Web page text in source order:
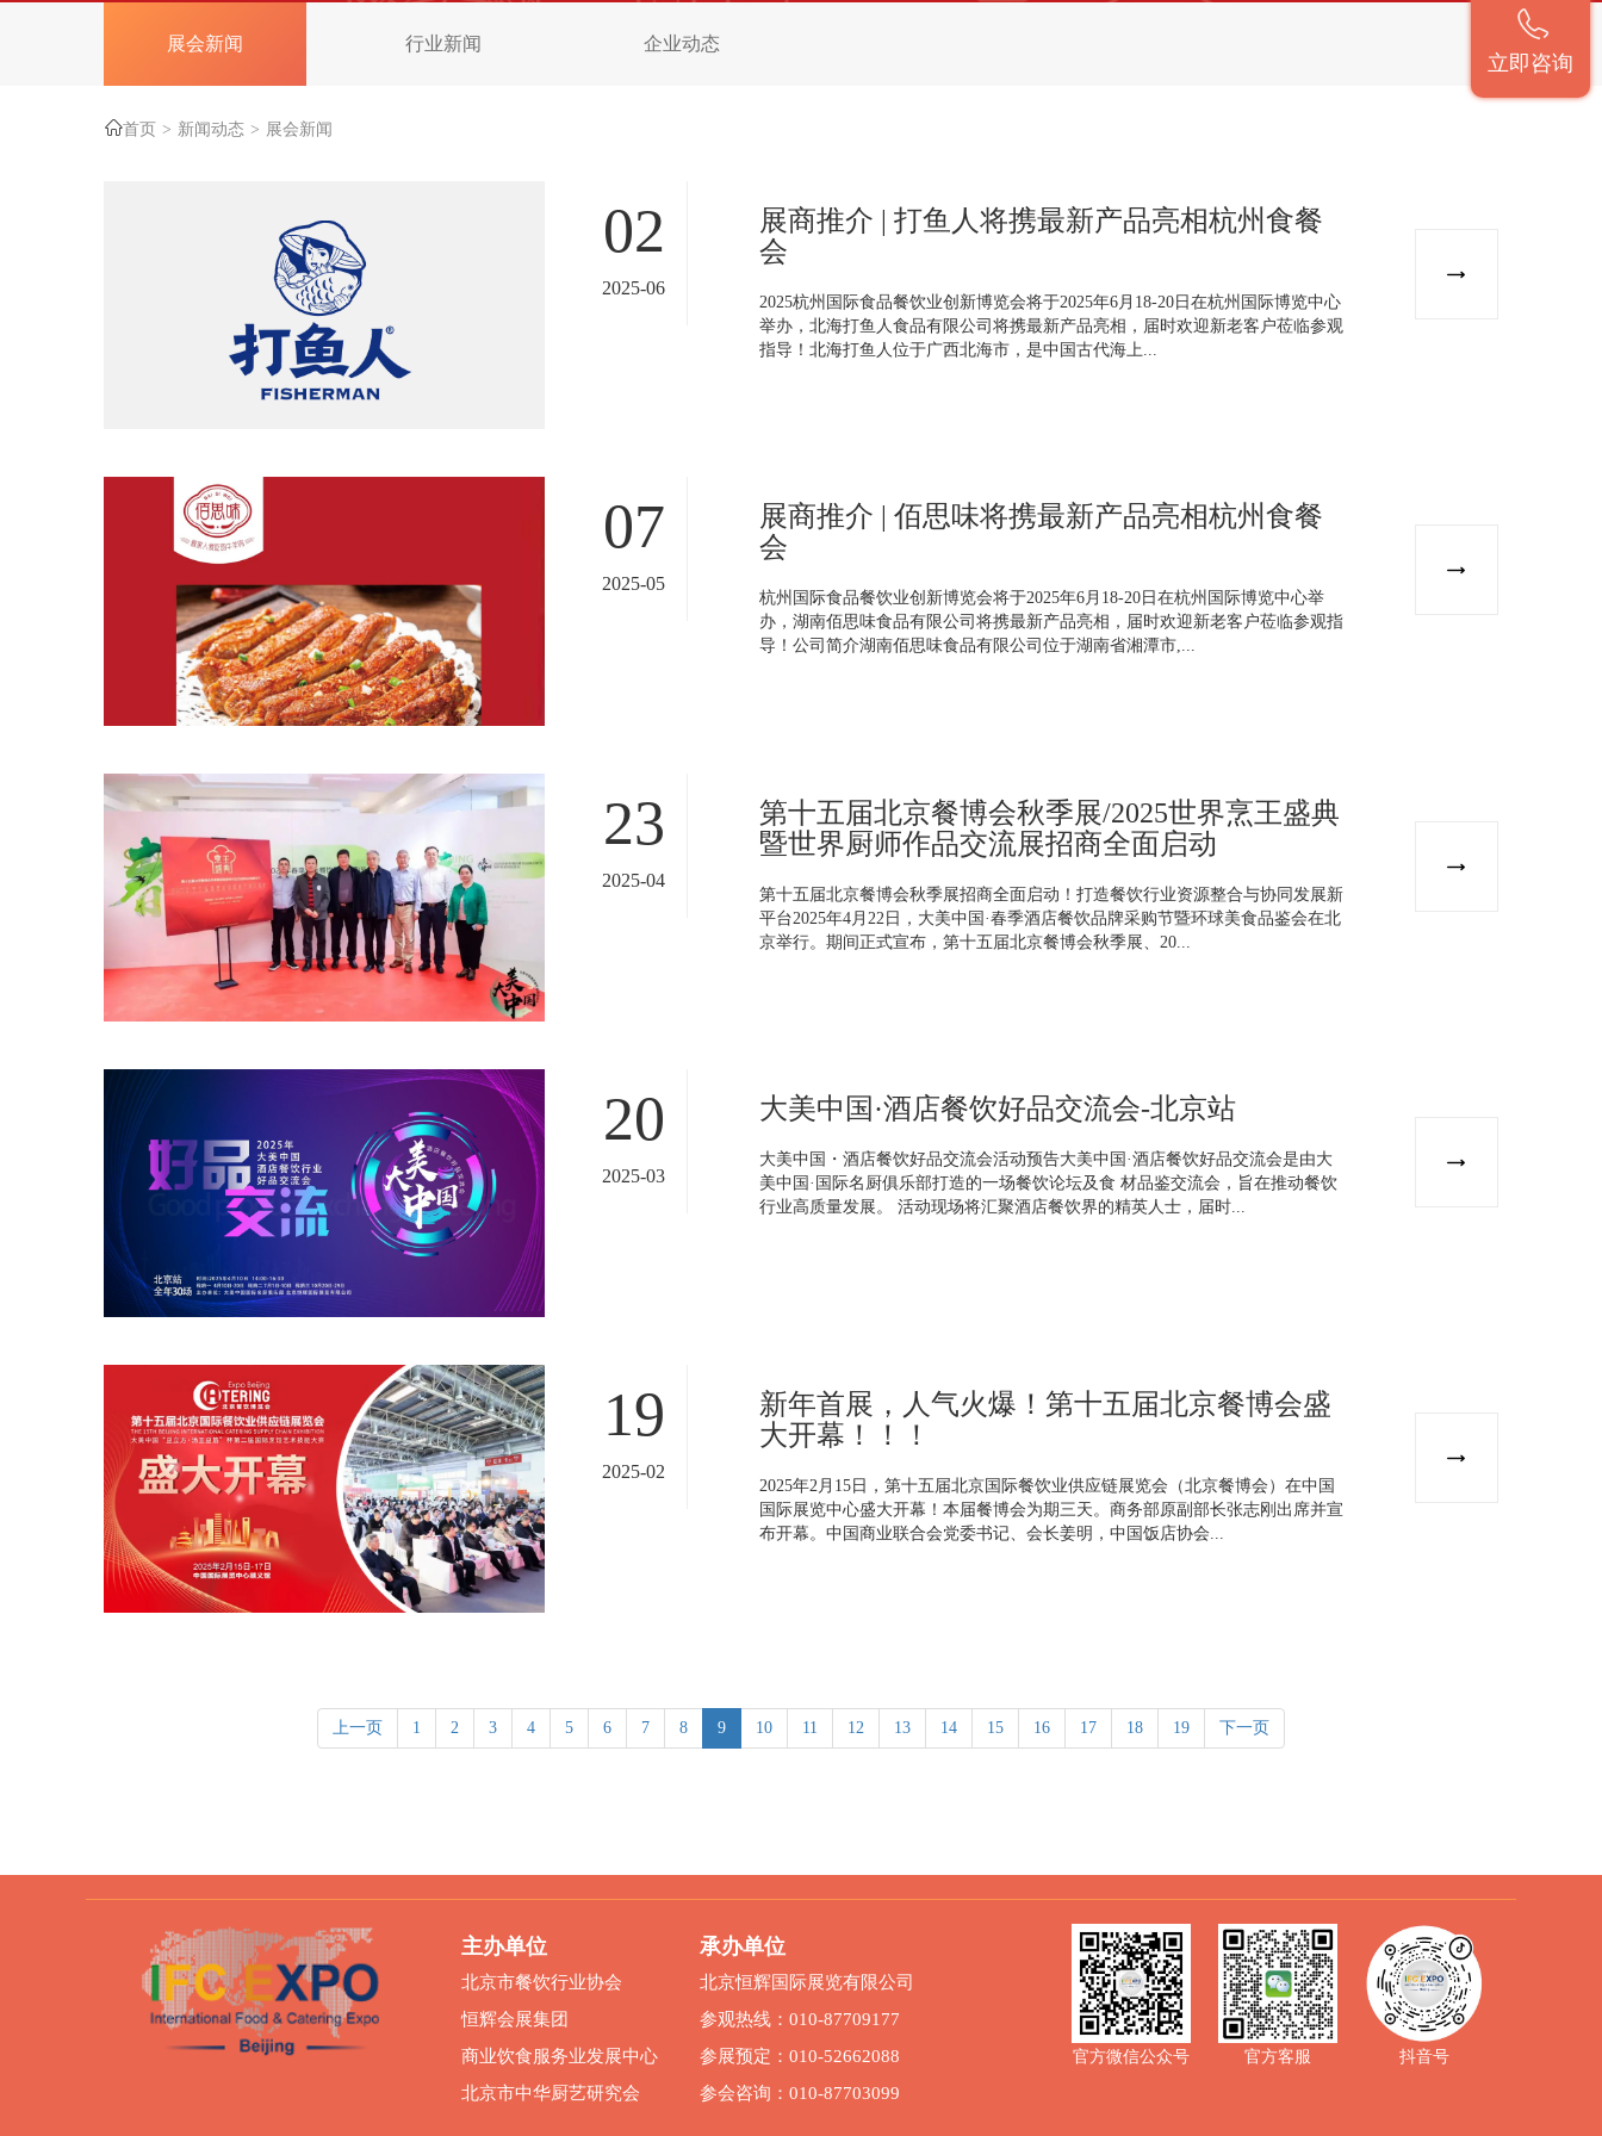
立即咨询
展会新闻 行业新闻 企业动态
首页 新闻动态 展会新闻
02
2025-06
展商推介 | 打鱼人将携最新产品亮相杭州食餐
会
2025杭州国际食品餐饮业创新博览会将于2025年6月18-20日在杭州国际博览中心
举办，北海打鱼人食品有限公司将携最新产品亮相，届时欢迎新老客户莅临参观
指导！北海打鱼人位于广西北海市，是中国古代海上...
07
2025-05
展商推介 | 佰思味将携最新产品亮相杭州食餐
会
杭州国际食品餐饮业创新博览会将于2025年6月18-20日在杭州国际博览中心举
办，湖南佰思味食品有限公司将携最新产品亮相，届时欢迎新老客户莅临参观指
导！公司简介湖南佰思味食品有限公司位于湖南省湘潭市,...
23
2025-04
第十五届北京餐博会秋季展/2025世界烹王盛典
暨世界厨师作品交流展招商全面启动
第十五届北京餐博会秋季展招商全面启动！打造餐饮行业资源整合与协同发展新
平台2025年4月22日，大美中国·春季酒店餐饮品牌采购节暨环球美食品鉴会在北
京举行。期间正式宣布，第十五届北京餐博会秋季展、20...
20
2025-03
大美中国·酒店餐饮好品交流会-北京站
大美中国・酒店餐饮好品交流会活动预告大美中国·酒店餐饮好品交流会是由大
美中国·国际名厨俱乐部打造的一场餐饮论坛及食 材品鉴交流会，旨在推动餐饮
行业高质量发展。 活动现场将汇聚酒店餐饮界的精英人士，届时...
19
2025-02
新年首展，人气火爆！第十五届北京餐博会盛
大开幕！！！
2025年2月15日，第十五届北京国际餐饮业供应链展览会（北京餐博会）在中国
国际展览中心盛大开幕！本届餐博会为期三天。商务部原副部长张志刚出席并宣
布开幕。中国商业联合会党委书记、会长姜明，中国饭店协会...
上一页 1 2 3 4 5 6 7 8 9 10 11 12 13 14 15 16 17 18 19 下一页
主办单位
北京市餐饮行业协会
恒辉会展集团
商业饮食服务业发展中心
北京市中华厨艺研究会
承办单位
北京恒辉国际展览有限公司
参观热线：010-87709177
参展预定：010-52662088
参会咨询：010-87703099
官方微信公众号 官方客服 抖音号